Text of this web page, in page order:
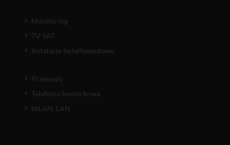
Monitoring
TV-SAT
Instalacje światłowodowe
Przewody
Telefonia komórkowa
WLAN, LAN